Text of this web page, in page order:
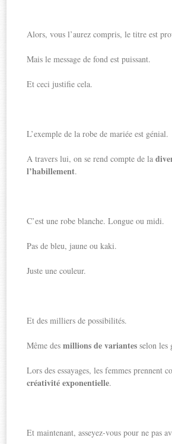
Alors, vous l’aurez compris, le titre est
Mais le message de fond est puissant.
Et ceci justifie cela.
L’exemple de la robe de mariée est génial.
A travers lui, on se rend compte de la
l’habillement.
C’est une robe blanche. Longue ou midi.
Pas de bleu, jaune ou kaki.
Juste une couleur.
Et des milliers de possibilités.
Même desmillions de variantes selon les
Lors des essayages, les femmes prennent
créativité exponentielle.
Et maintenant, asseyez-vous pour ne pas